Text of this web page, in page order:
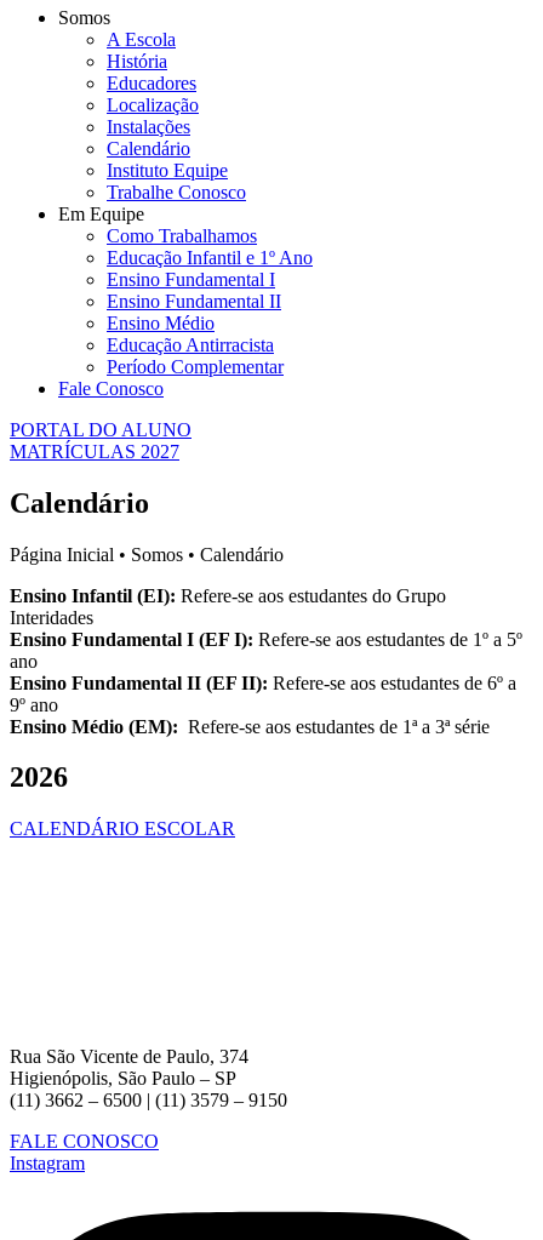
Somos
A Escola
História
Educadores
Localização
Instalações
Calendário
Instituto Equipe
Trabalhe Conosco
Em Equipe
Como Trabalhamos
Educação Infantil e 1º Ano
Ensino Fundamental I
Ensino Fundamental II
Ensino Médio
Educação Antirracista
Período Complementar
Fale Conosco
PORTAL DO ALUNO
MATRÍCULAS 2027
Calendário
Página Inicial • Somos • Calendário
Ensino Infantil (EI): Refere-se aos estudantes do Grupo
Interidades
Ensino Fundamental I (EF I): Refere-se aos estudantes de 1º a 5º
ano
Ensino Fundamental II (EF II): Refere-se aos estudantes de 6º a
9º ano
Ensino Médio (EM): Refere-se aos estudantes de 1ª a 3ª série
2026
CALENDÁRIO ESCOLAR
Rua São Vicente de Paulo, 374
Higienópolis, São Paulo – SP
(11) 3662 – 6500 | (11) 3579 – 9150
FALE CONOSCO
Instagram